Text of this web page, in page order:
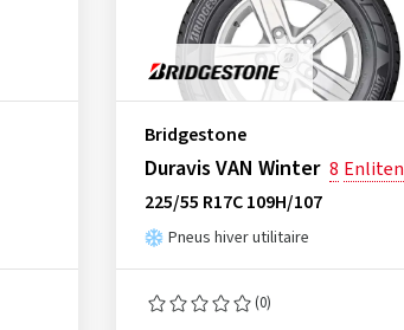
Bridgestone
Duravis VAN Winter 8 Enliten
225/55 R17C 109H/107
Pneus hiver utilitaire
(0)